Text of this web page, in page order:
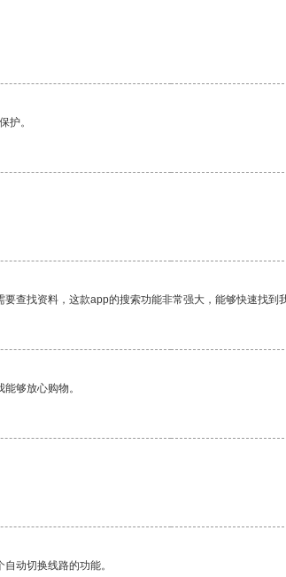
护。
查找资料，这款app的搜索功能非常强大，能够快速找到
够放心购物。
动切换线路的功能。